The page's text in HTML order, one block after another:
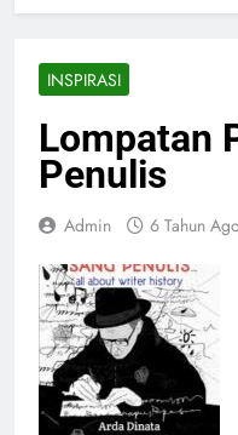
INSPIRASI
Lompatan
Penulis
Admin 6 Tahun Ago